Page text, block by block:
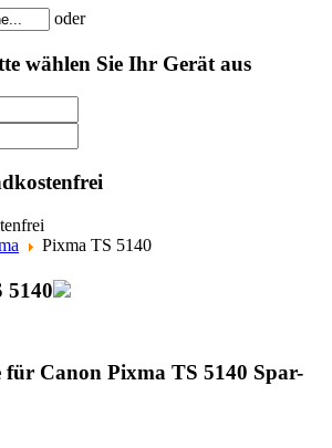
oder
wählen Sie Ihr Gerät aus
Pixma TS 5140
5140
Canon Pixma TS 5140 Spar-